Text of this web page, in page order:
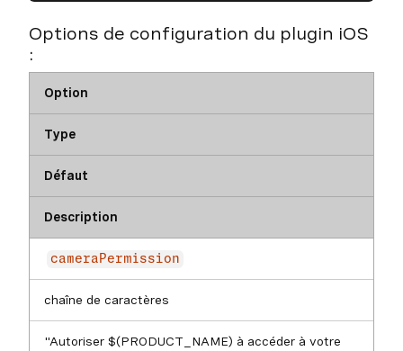
Options de configuration du plugin iOS
:
Option
Type
Défaut
Description
cameraPermission
chaîne de caractères
"Autoriser $(PRODUCT_NAME) à accéder à votre